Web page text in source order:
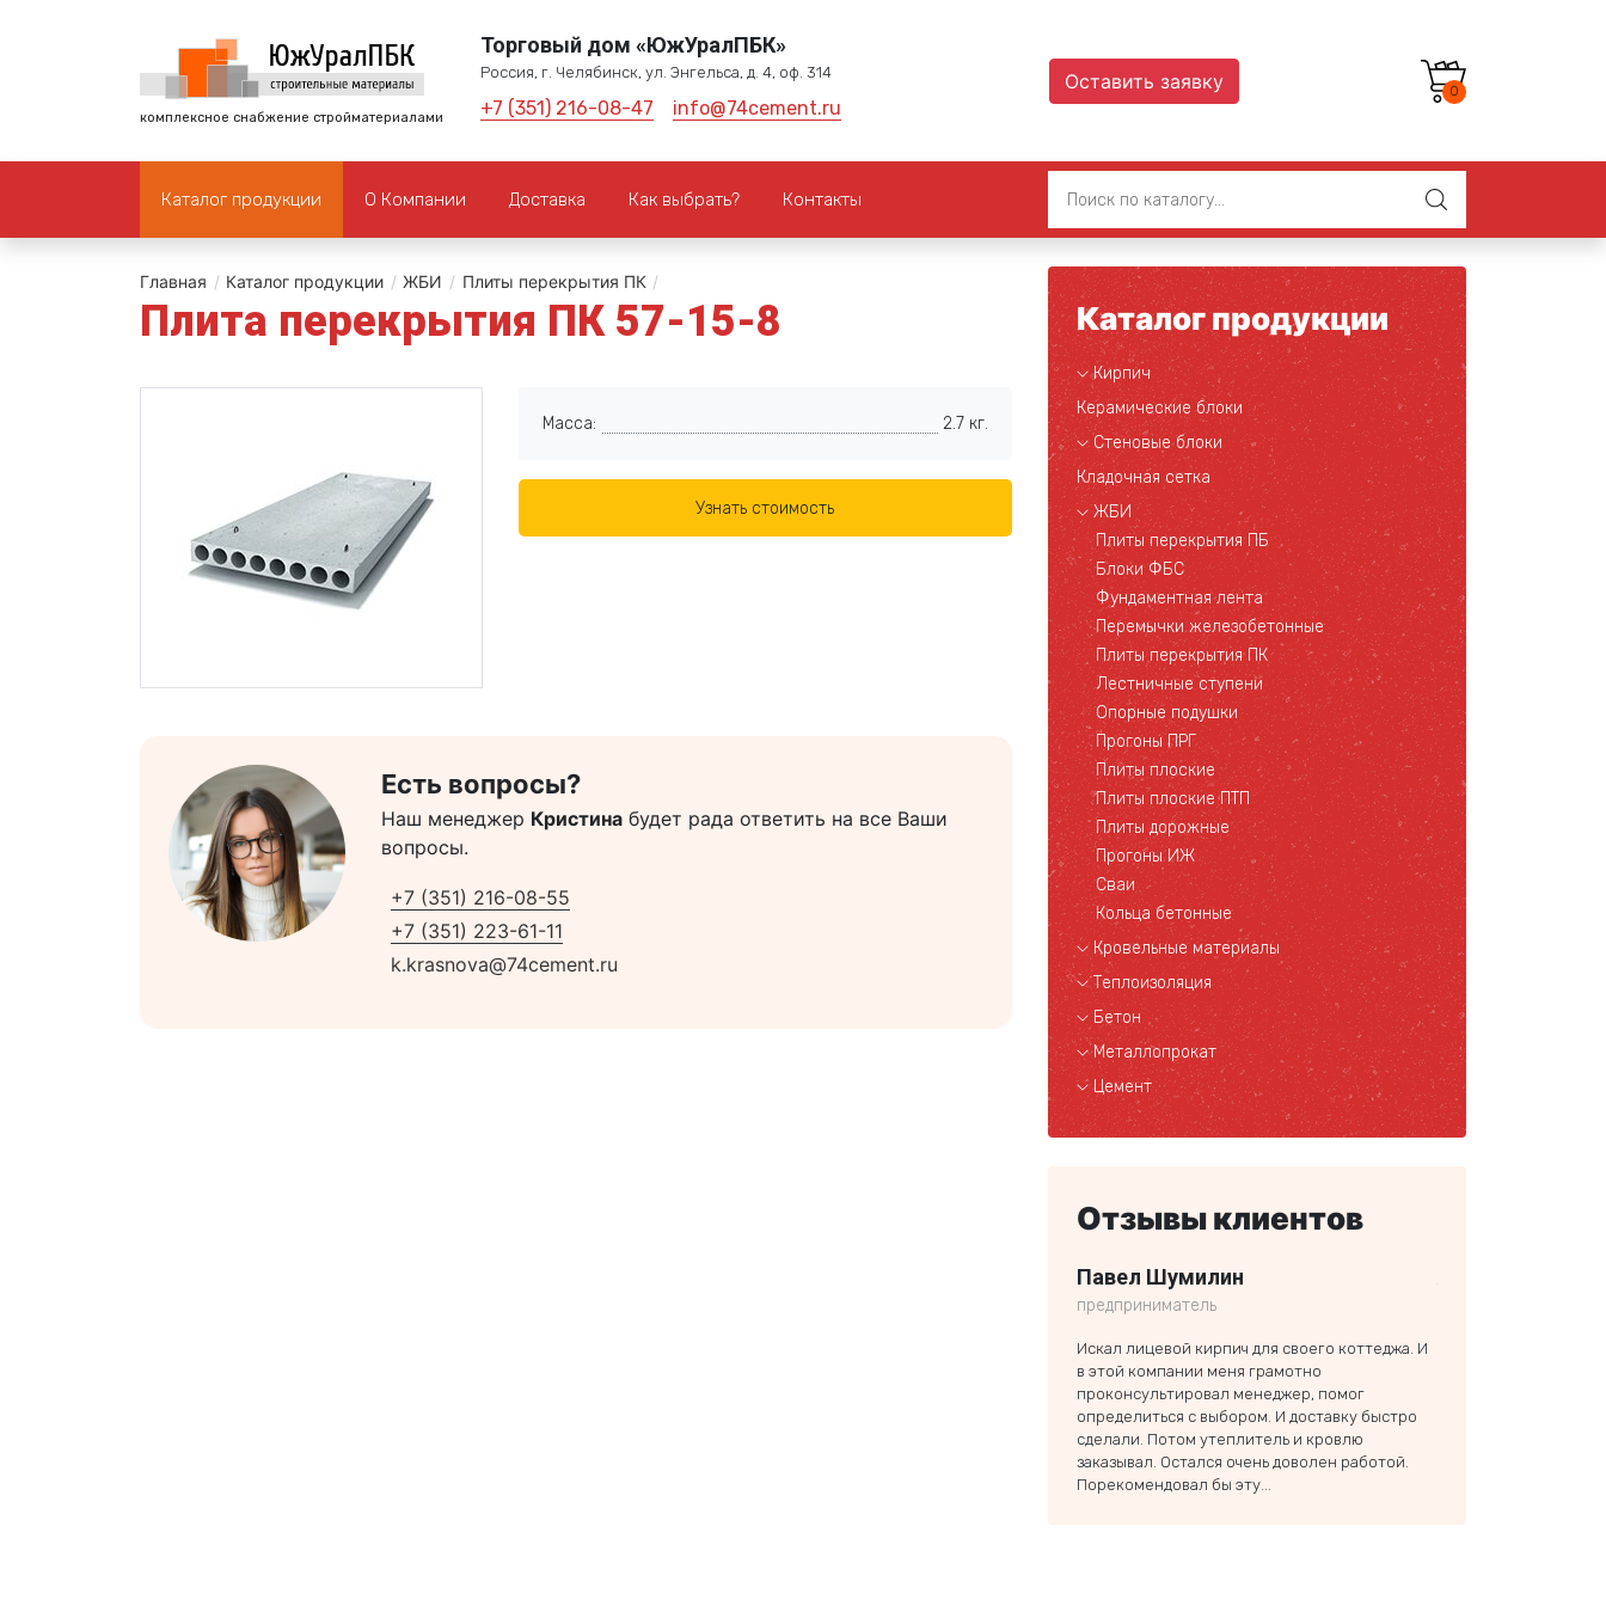
комплексное снабжение стройматериалами
Торговый дом «ЮжУралПБК»
Россия, г. Челябинск, ул. Энгельса, д. 4, оф. 314
+7 (351) 216-08-47 info@74cement.ru
Оставить заявку 0
Каталог продукции О Компании Доставка Как выбрать? Контакты
Главная / Каталог продукции / ЖБИ / Плиты перекрытия ПК /
Плита перекрытия ПК 57-15-8
Масса: 2.7 кг.
Узнать стоимость
Есть вопросы?
Наш менеджер Кристина будет рада ответить на все Ваши
вопросы.
+7 (351) 216-08-55
+7 (351) 223-61-11
k.krasnova@74cement.ru
Каталог продукции
Кирпич
Керамические блоки
Стеновые блоки
Кладочная сетка
ЖБИ
Плиты перекрытия ПБ
Блоки ФБС
Фундаментная лента
Перемычки железобетонные
Плиты перекрытия ПК
Лестничные ступени
Опорные подушки
Прогоны ПРГ
Плиты плоские
Плиты плоские ПТП
Плиты дорожные
Прогоны ИЖ
Сваи
Кольца бетонные
Кровельные материалы
Теплоизоляция
Бетон
Металлопрокат
Цемент
Отзывы клиентов
Павел Шумилин
предприниматель
Искал лицевой кирпич для своего коттеджа. И
в этой компании меня грамотно
проконсультировал менеджер, помог
определиться с выбором. И доставку быстро
сделали. Потом утеплитель и кровлю
заказывал. Остался очень доволен работой.
Порекомендовал бы эту...